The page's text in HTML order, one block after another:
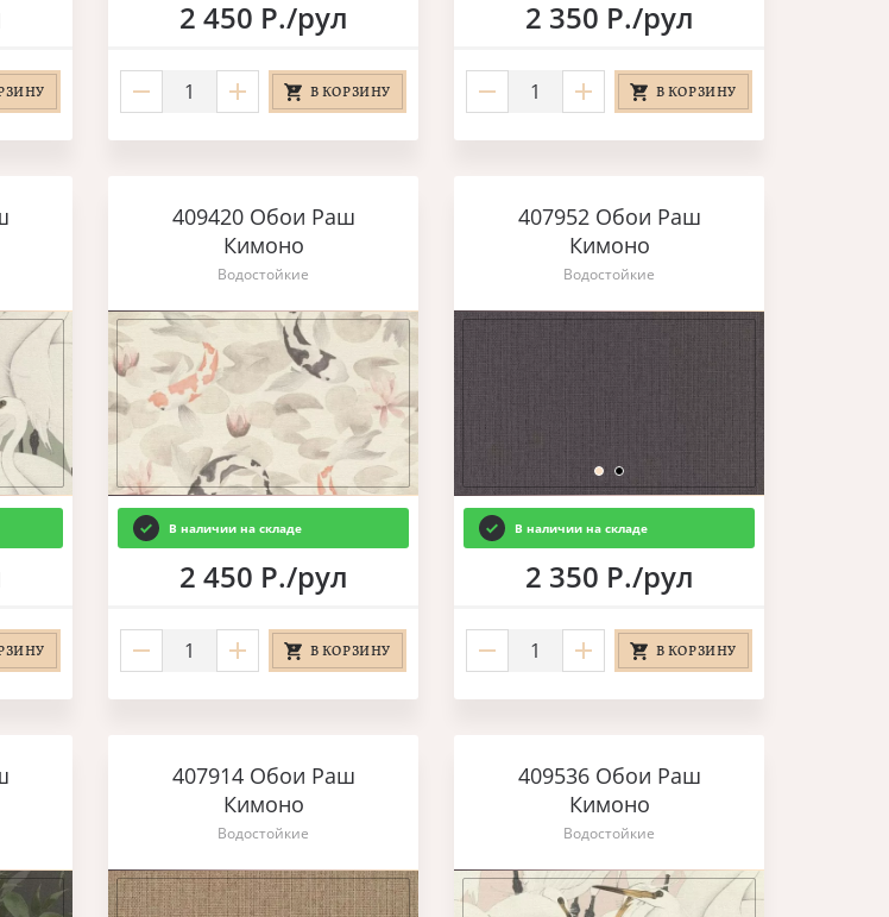
2 450 Р./рул
В КОРЗИНУ
2 350 Р./рул
В КОРЗИНУ
409420 Обои Раш
Кимоно
Водостойкие
В наличии на складе
2 450 Р./рул
В КОРЗИНУ
407952 Обои Раш
Кимоно
Водостойкие
В наличии на складе
2 350 Р./рул
В КОРЗИНУ
407914 Обои Раш
Кимоно
Водостойкие
409536 Обои Раш
Кимоно
Водостойкие